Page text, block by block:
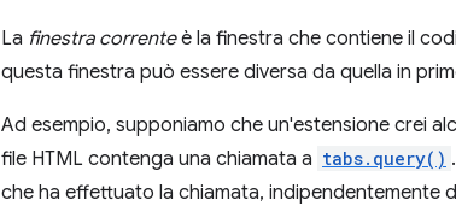
La finestra correnteè la finestra che contiene il
questa finestra può essere diversa da quella in
Ad esempio, supponiamo che un'estensione crei
file HTML contenga una chiamata a tabs.query()
che ha effettuato la chiamata, indipendentemente